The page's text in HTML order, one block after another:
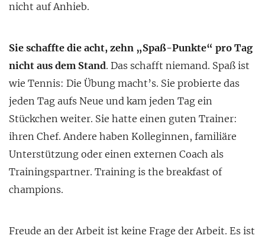
nicht auf Anhieb.
Sie schaffte die acht, zehn „Spaß-Punkte“ pro Tag
nicht aus dem Stand. Das schafft niemand. Spaß ist
wie Tennis: Die Übung macht’s. Sie probierte das
jeden Tag aufs Neue und kam jeden Tag ein
Stückchen weiter. Sie hatte einen guten Trainer:
ihren Chef. Andere haben Kolleginnen, familiäre
Unterstützung oder einen externen Coach als
Trainingspartner. Training is the breakfast of
champions.
Freude an der Arbeit ist keine Frage der Arbeit. Es ist